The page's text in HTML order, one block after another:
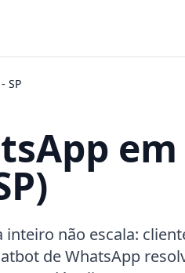
- SP
em
não escala:
de WhatsApp